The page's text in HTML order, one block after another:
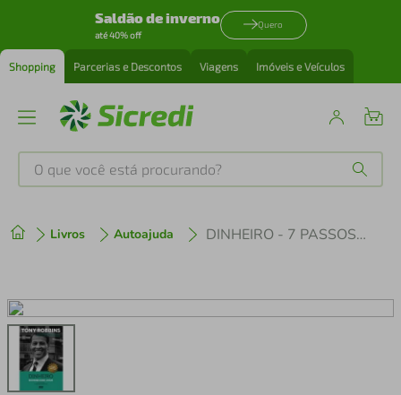
Saldão de inverno
até 40% off
Quero
Shopping Parcerias e Descontos Viagens Imóveis e Veículos
O que você está procurando?
Livros Autoajuda DINHEIRO - 7 PASSOS PARA A LIBERDADE FINANCEIRA
2º cafeteira
3º